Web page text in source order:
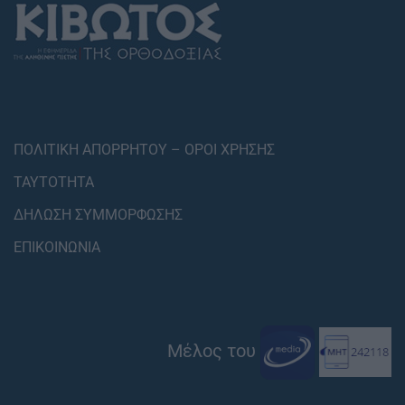
ΠΟΛΙΤΙΚΗ ΑΠΟΡΡΗΤΟΥ – ΟΡΟΙ ΧΡΗΣΗΣ
ΤΑΥΤΟΤΗΤΑ
ΔΗΛΩΣΗ ΣΥΜΜΟΡΦΩΣΗΣ
ΕΠΙΚΟΙΝΩΝΙΑ
Μέλος του